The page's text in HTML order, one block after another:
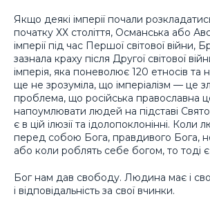
Якщо деякі імперії почали
початку ХХ століття, Османська або
імперії під час Першої світової війни,
зазнала краху після Другої світової
імперія, яка поневолює 120 етносів та
ще не зрозуміла, що імперіалізм — це
проблема, що російська православна
напоумлювати людей на підставі
є в цій ілюзії та ідолопоклонінні.
перед собою Бога, правдивого Бога,
або коли роблять себе богом, то тоді є
Бог нам дав свободу. Людина має і
і відповідальність за свої вчинки.